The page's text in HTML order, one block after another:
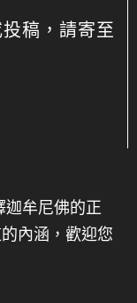
稿，請寄至
迦牟尼佛的正
內涵，歡迎您